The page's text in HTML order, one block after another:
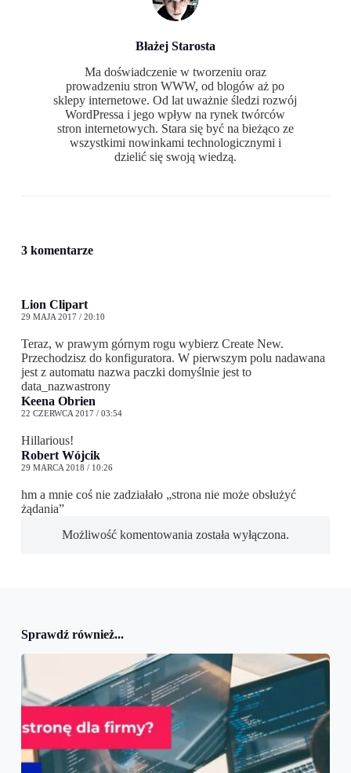
Błażej Starosta
Ma doświadczenie w tworzeniu oraz
prowadzeniu stron WWW, od blogów aż po
sklepy internetowe. Od lat uważnie śledzi rozwój
WordPressa i jego wpływ na rynek twórców
stron internetowych. Stara się być na bieżąco ze
wszystkimi nowinkami technologicznymi i
dzielić się swoją wiedzą.
3 komentarze
Lion Clipart
29 MAJA 2017 / 20:10
Teraz, w prawym górnym rogu wybierz Create New.
Przechodzisz do konfiguratora. W pierwszym polu nadawana
jest z automatu nazwa paczki domyślnie jest to
data_nazwastrony
Keena Obrien
22 CZERWCA 2017 / 03:54
Hillarious!
Robert Wójcik
29 MARCA 2018 / 10:26
hm a mnie coś nie zadziałało „strona nie może obsłużyć
żądania”
Możliwość komentowania została wyłączona.
Sprawdź również...